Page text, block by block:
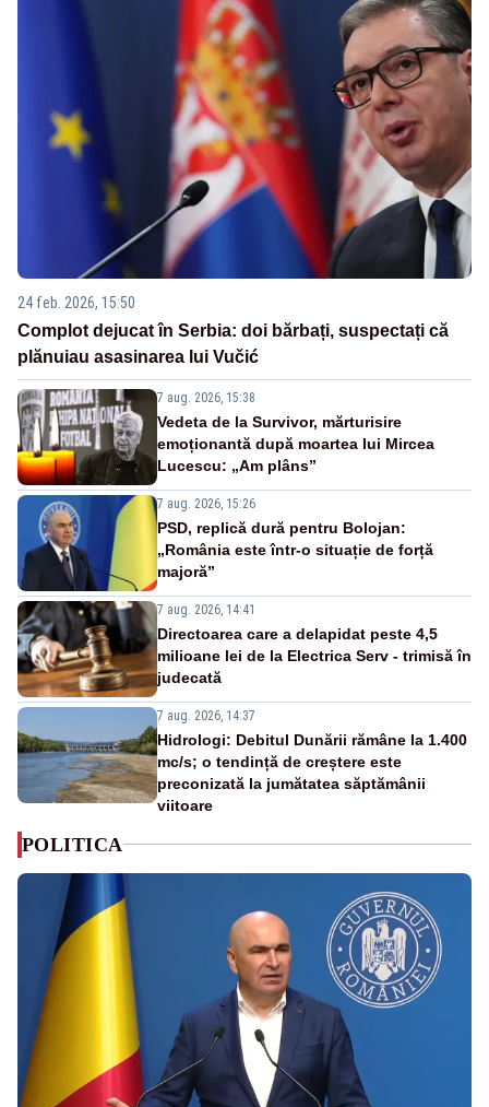
24 feb. 2026, 15:50
Complot dejucat în Serbia: doi bărbați, suspectați că
plănuiau asasinarea lui Vučić
7 aug. 2026, 15:38
Vedeta de la Survivor, mărturisire
emoționantă după moartea lui Mircea
Lucescu: „Am plâns”
7 aug. 2026, 15:26
PSD, replică dură pentru Bolojan:
„România este într-o situație de forță
majoră”
7 aug. 2026, 14:41
Directoarea care a delapidat peste 4,5
milioane lei de la Electrica Serv - trimisă în
judecată
7 aug. 2026, 14:37
Hidrologi: Debitul Dunării rămâne la 1.400
mc/s; o tendință de creștere este
preconizată la jumătatea săptămânii
viitoare
POLITICA